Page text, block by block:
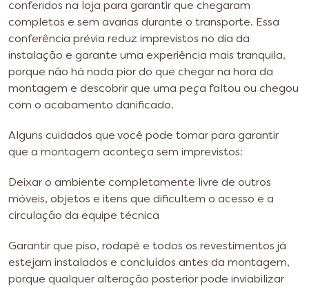
conferidos na loja para garantir que chegaram
completos e sem avarias durante o transporte. Essa
conferência prévia reduz imprevistos no dia da
instalação e garante uma experiência mais tranquila,
porque não há nada pior do que chegar na hora da
montagem e descobrir que uma peça faltou ou chegou
com o acabamento danificado.
Alguns cuidados que você pode tomar para garantir
que a montagem aconteça sem imprevistos:
Deixar o ambiente completamente livre de outros
móveis, objetos e itens que dificultem o acesso e a
circulação da equipe técnica
Garantir que piso, rodapé e todos os revestimentos já
estejam instalados e concluídos antes da montagem,
porque qualquer alteração posterior pode inviabilizar